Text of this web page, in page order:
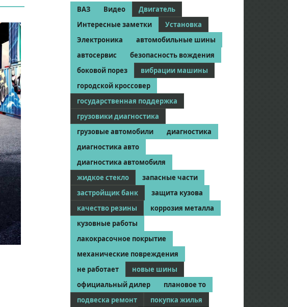
ВАЗ Видео
Двигатель
Интересные заметки
Установка
Электроника
автомобильные шины
автосервис
безопасность вождения
боковой порез
вибрации машины
городской кроссовер
государственная поддержка
грузовики диагностика
грузовые автомобили
диагностика
диагностика авто
диагностика автомобиля
жидкое стекло
запасные части
застройщик банк
защита кузова
качество резины
коррозия металла
кузовные работы
лакокрасочное покрытие
механические повреждения
не работает
новые шины
официальный дилер
плановое то
подвеска ремонт
покупка жилья